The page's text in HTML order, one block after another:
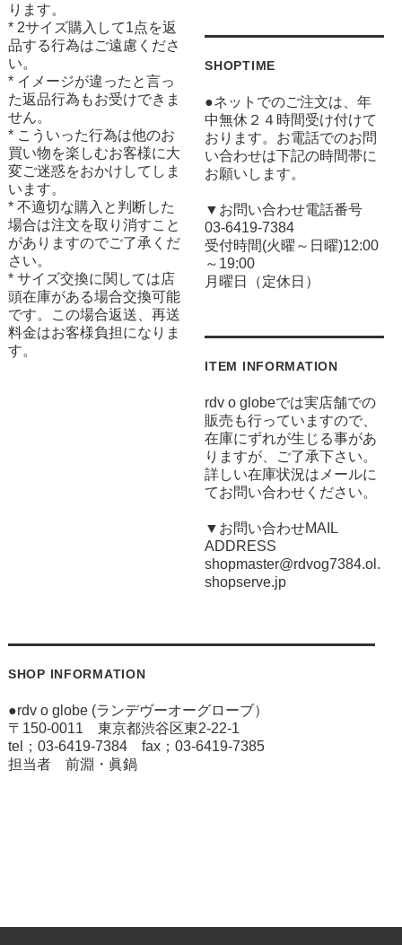
ります。
* 2サイズ購入して1点を返
品する行為はご遠慮くださ
い。
* イメージが違ったと言っ
た返品行為もお受けできま
せん。
* こういった行為は他のお
買い物を楽しむお客様に大
変ご迷惑をおかけしてしま
います。
* 不適切な購入と判断した
場合は注文を取り消すこと
がありますのでご了承くだ
さい。
* サイズ交換に関しては店
頭在庫がある場合交換可能
です。この場合返送、再送
料金はお客様負担になりま
す。
SHOPTIME
●ネットでのご注文は、年
中無休２４時間受け付けて
おります。お電話でのお問
い合わせは下記の時間帯に
お願いします。
▼お問い合わせ電話番号
03-6419-7384
受付時間(火曜～日曜)12:00
～19:00
月曜日（定休日）
ITEM INFORMATION
rdv o globeでは実店舗での
販売も行っていますので、
在庫にずれが生じる事があ
りますが、ご了承下さい。
詳しい在庫状況はメールに
てお問い合わせください。
▼お問い合わせMAIL
ADDRESS
shopmaster@rdvog7384.ol.
shopserve.jp
SHOP INFORMATION
●rdv o globe (ランデヴーオーグローブ）
〒150-0011 東京都渋谷区東2-22-1
tel；03-6419-7384 fax；03-6419-7385
担当者 前淵・眞鍋